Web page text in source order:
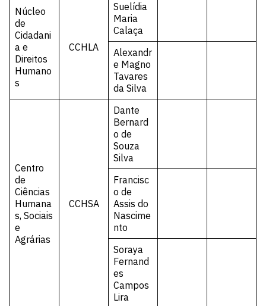
Núcleo
de
Cidadani
a e
Direitos
Humano
s
CCHLA
Suelídia
Maria
Calaça
Alexandr
e Magno
Tavares
da Silva
Centro
de
Ciências
Humana
s, Sociais
e
Agrárias
CCHSA
Dante
Bernard
o de
Souza
Silva
Francisc
o de
Assis do
Nascime
nto
Soraya
Fernand
es
Campos
Lira